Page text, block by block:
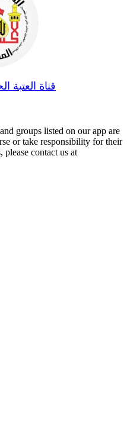
قناة العتبة
groups listed on our app are
or take responsibility for their
please contact us at